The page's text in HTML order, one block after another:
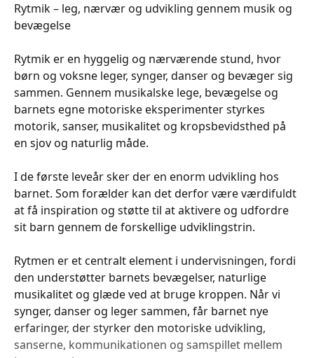
Rytmik – leg, nærvær og udvikling gennem musik og
bevægelse
Rytmik er en hyggelig og nærværende stund, hvor
børn og voksne leger, synger, danser og bevæger sig
sammen. Gennem musikalske lege, bevægelse og
barnets egne motoriske eksperimenter styrkes
motorik, sanser, musikalitet og kropsbevidsthed på
en sjov og naturlig måde.
I de første leveår sker der en enorm udvikling hos
barnet. Som forælder kan det derfor være værdifuldt
at få inspiration og støtte til at aktivere og udfordre
sit barn gennem de forskellige udviklingstrin.
Rytmen er et centralt element i undervisningen, fordi
den understøtter barnets bevægelser, naturlige
musikalitet og glæde ved at bruge kroppen. Når vi
synger, danser og leger sammen, får barnet nye
erfaringer, der styrker den motoriske udvikling,
sanserne, kommunikationen og samspillet mellem